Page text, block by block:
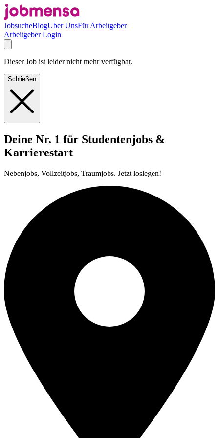
JobsucheBlogÜber UnsFür Arbeitgeber
Arbeitgeber Login
Dieser Job ist leider nicht mehr verfügbar.
Schließen
Deine Nr. 1 für Studentenjobs &
Karrierestart
Nebenjobs, Vollzeitjobs, Traumjobs. Jetzt loslegen!